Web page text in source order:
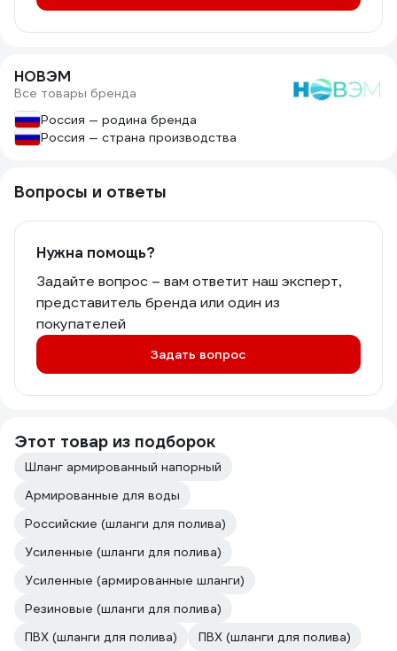
НОВЭМ
Все товары бренда
Россия — родина бренда
Россия — страна производства
Вопросы и ответы
Нужна помощь?
Задайте вопрос – вам ответит наш эксперт,
представитель бренда или один из
покупателей
Задать вопрос
Этот товар из подборок
Шланг армированный напорный
Армированные для воды
Российские (шланги для полива)
Усиленные (шланги для полива)
Усиленные (армированные шланги)
Резиновые (шланги для полива)
ПВХ (шланги для полива)
ПВХ (шланги для полива)